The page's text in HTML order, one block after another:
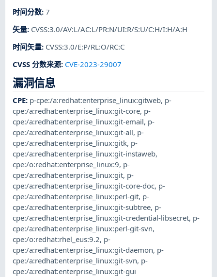
时间分数:7
矢量: CVSS:3.0/AV:L/AC:L/PR:N/UI:R/S:U/C:H/I:H/A:H
时间矢量: CVSS:3.0/E:P/RL:O/RC:C
CVSS 分数来源: CVE-2023-29007
漏洞信息
CPE: p-cpe:/a:redhat:enterprise_linux:gitweb, p-
cpe:/a:redhat:enterprise_linux:git-core, p-
cpe:/a:redhat:enterprise_linux:git-email, p-
cpe:/a:redhat:enterprise_linux:git-all, p-
cpe:/a:redhat:enterprise_linux:gitk, p-
cpe:/a:redhat:enterprise_linux:git-instaweb,
cpe:/o:redhat:enterprise_linux:9, p-
cpe:/a:redhat:enterprise_linux:git, p-
cpe:/a:redhat:enterprise_linux:git-core-doc, p-
cpe:/a:redhat:enterprise_linux:perl-git, p-
cpe:/a:redhat:enterprise_linux:git-subtree, p-
cpe:/a:redhat:enterprise_linux:git-credential-libsecret, p-
cpe:/a:redhat:enterprise_linux:perl-git-svn,
cpe:/o:redhat:rhel_eus:9.2, p-
cpe:/a:redhat:enterprise_linux:git-daemon, p-
cpe:/a:redhat:enterprise_linux:git-svn, p-
cpe:/a:redhat:enterprise_linux:git-gui